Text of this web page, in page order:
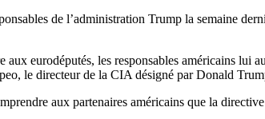
de l’administration Trump la semaine
aux eurodéputés, les responsables américains
le directeur de la CIA désigné par Donald
aux partenaires américains que la